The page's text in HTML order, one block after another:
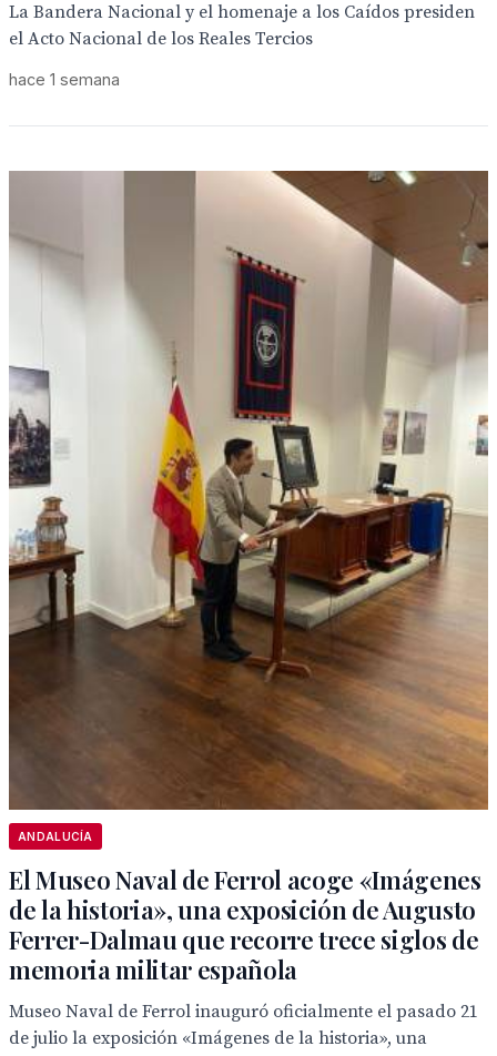
La Bandera Nacional y el homenaje a los Caídos presiden
el Acto Nacional de los Reales Tercios
hace 1 semana
ANDALUCÍA
El Museo Naval de Ferrol acoge «Imágenes
de la historia», una exposición de Augusto
Ferrer-Dalmau que recorre trece siglos de
memoria militar española
Museo Naval de Ferrol inauguró oficialmente el pasado 21
de julio la exposición «Imágenes de la historia», una